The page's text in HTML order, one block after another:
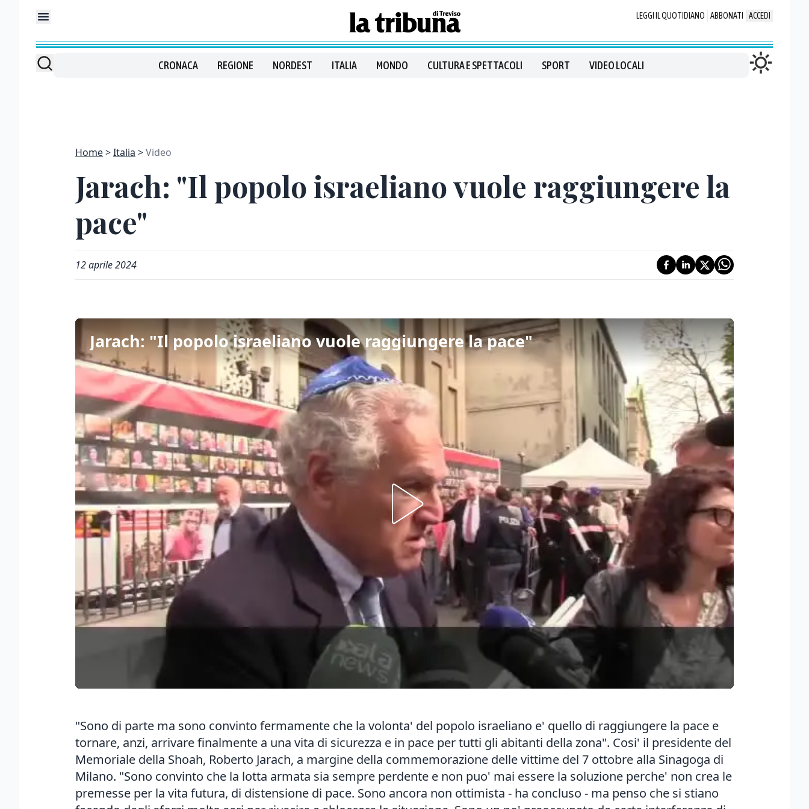
LEGGI IL QUOTIDIANO ABBONATI ACCEDI
CRONACA REGIONE NORDEST ITALIA MONDO CULTURA E SPETTACOLI SPORT VIDEO LOCALI
Home Italia Video
Jarach: "Il popolo israeliano vuole raggiungere la
pace"
12 aprile 2024
Jarach: "Il popolo israeliano vuole raggiungere la pace"
"Sono di parte ma sono convinto fermamente che la volonta' del popolo israeliano e' quello di raggiungere la pace e
tornare, anzi, arrivare finalmente a una vita di sicurezza e in pace per tutti gli abitanti della zona". Cosi' il presidente del
Memoriale della Shoah, Roberto Jarach, a margine della commemorazione delle vittime del 7 ottobre alla Sinagoga di
Milano. "Sono convinto che la lotta armata sia sempre perdente e non puo' mai essere la soluzione perche' non crea le
premesse per la vita futura, di distensione di pace. Sono ancora non ottimista - ha concluso - ma penso che si stiano